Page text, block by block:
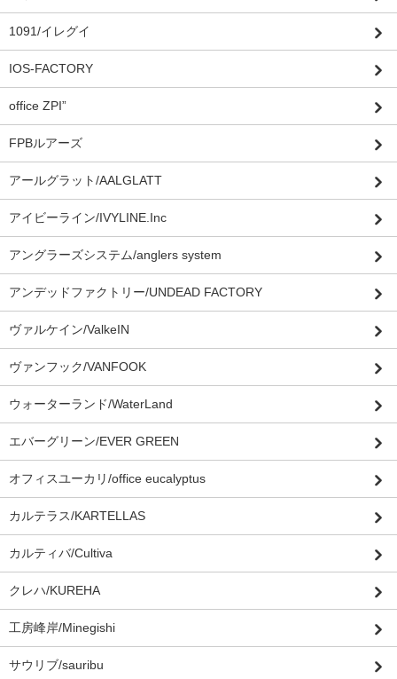
1091/イレグイ
IOS-FACTORY
office ZPI”
FPBルアーズ
アールグラット/AALGLATT
アイビーライン/IVYLINE.Inc
アングラーズシステム/anglers system
アンデッドファクトリー/UNDEAD FACTORY
ヴァルケイン/ValkeIN
ヴァンフック/VANFOOK
ウォーターランド/WaterLand
エバーグリーン/EVER GREEN
オフィスユーカリ/office eucalyptus
カルテラス/KARTELLAS
カルティバ/Cultiva
クレハ/KUREHA
工房峰岸/Minegishi
サウリブ/sauribu